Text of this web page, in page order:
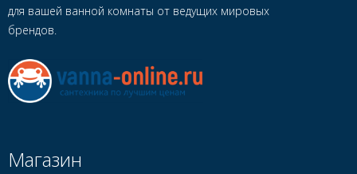
для вашей ванной комнаты от ведущих мировых
брендов.
Магазин